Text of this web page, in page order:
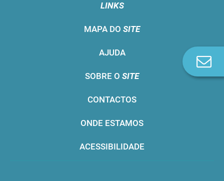
LINKS
MAPA DO SITE
AJUDA
SOBRE O SITE
CONTACTOS
ONDE ESTAMOS
ACESSIBILIDADE